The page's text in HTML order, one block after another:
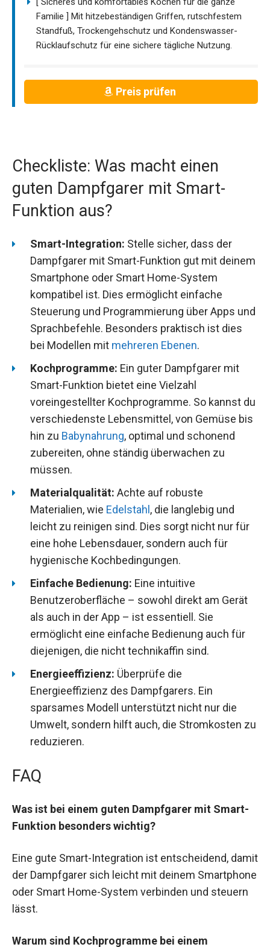
Familie ] Mit hitzebeständigen Griffen, rutschfestem
Standfuß, Trockengehschutz und Kondenswasser-
Rücklaufschutz für eine sichere tägliche Nutzung.
Preis prüfen
Checkliste: Was macht einen
guten Dampfgarer mit Smart-
Funktion aus?
Smart-Integration: Stelle sicher, dass der
Dampfgarer mit Smart-Funktion gut mit deinem
Smartphone oder Smart Home-System
kompatibel ist. Dies ermöglicht einfache
Steuerung und Programmierung über Apps und
Sprachbefehle. Besonders praktisch ist dies
bei Modellen mit mehreren Ebenen.
Kochprogramme: Ein guter Dampfgarer mit
Smart-Funktion bietet eine Vielzahl
voreingestellter Kochprogramme. So kannst du
verschiedenste Lebensmittel, von Gemüse bis
hin zu Babynahrung, optimal und schonend
zubereiten, ohne ständig überwachen zu
müssen.
Materialqualität: Achte auf robuste
Materialien, wie Edelstahl, die langlebig und
leicht zu reinigen sind. Dies sorgt nicht nur für
eine hohe Lebensdauer, sondern auch für
hygienische Kochbedingungen.
Einfache Bedienung: Eine intuitive
Benutzeroberfläche – sowohl direkt am Gerät
als auch in der App – ist essentiell. Sie
ermöglicht eine einfache Bedienung auch für
diejenigen, die nicht technikaffin sind.
Energieeffizienz: Überprüfe die
Energieeffizienz des Dampfgarers. Ein
sparsames Modell unterstützt nicht nur die
Umwelt, sondern hilft auch, die Stromkosten zu
reduzieren.
FAQ
Was ist bei einem guten Dampfgarer mit Smart-
Funktion besonders wichtig?
Eine gute Smart-Integration ist entscheidend, damit
der Dampfgarer sich leicht mit deinem Smartphone
oder Smart Home-System verbinden und steuern
lässt.
Warum sind Kochprogramme bei einem